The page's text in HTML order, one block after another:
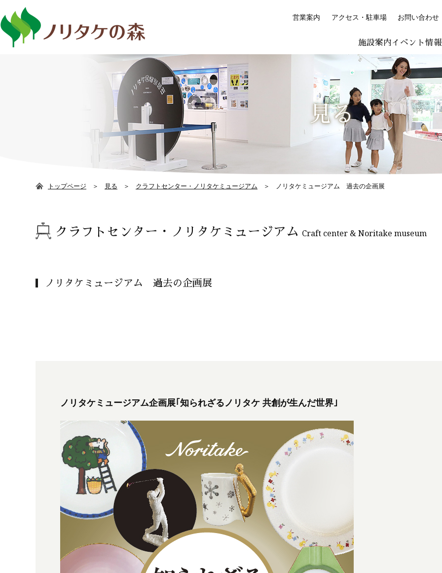
営業案内 アクセス・駐車場 お問い合わせ
施設案内イベント情報
絵付け体験コーナー プレミアム絵付け体験
한국어 (PDF:609KB)ภาษาไทย
見る
トップページ 見る クラフトセンター・ノリタケミュージアム ノリタケミュージアム 過去の企画展
クラフトセンター・ノリタケミュージアム Craft center & Noritake museum
ノリタケミュージアム 過去の企画展
ノリタケミュージアム企画展｢知られざるノリタケ 共創が生んだ世界｣